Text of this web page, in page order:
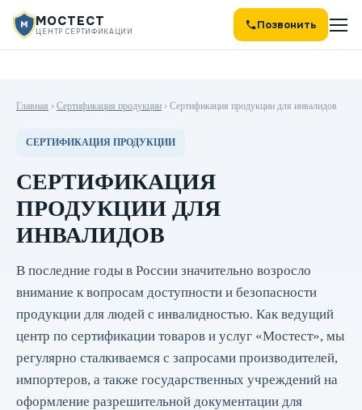
МОСТЕСТ
ЦЕНТР СЕРТИФИКАЦИИ Позвонить
Главная › Сертификация продукции › Сертификация продукции для инвалидов
СЕРТИФИКАЦИЯ ПРОДУКЦИИ
СЕРТИФИКАЦИЯ
ПРОДУКЦИИ ДЛЯ
ИНВАЛИДОВ
В последние годы в России значительно возросло
внимание к вопросам доступности и безопасности
продукции для людей с инвалидностью. Как ведущий
центр по сертификации товаров и услуг «Мостест», мы
регулярно сталкиваемся с запросами производителей,
импортеров, а также государственных учреждений на
оформление разрешительной документации для